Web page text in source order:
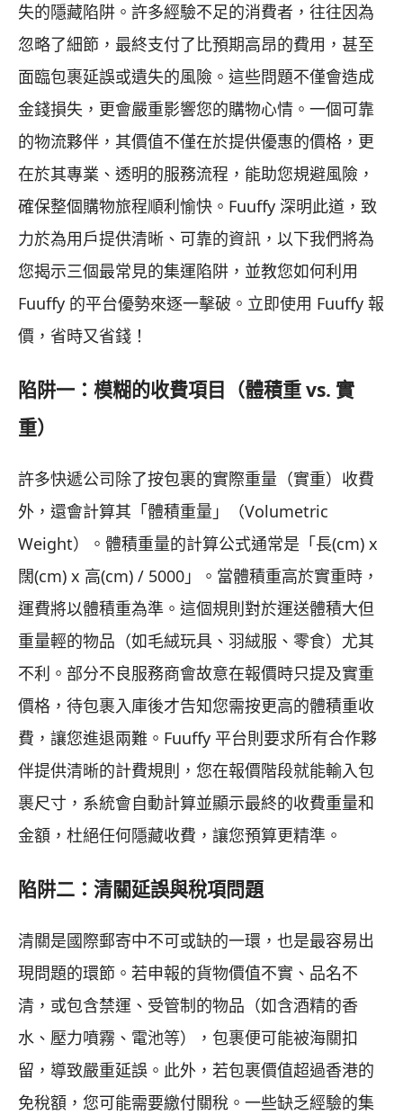
失的隱藏陷阱。許多經驗不足的消費者，往往因為
忽略了細節，最終支付了比預期高昂的費用，甚至
面臨包裹延誤或遺失的風險。這些問題不僅會造成
金錢損失，更會嚴重影響您的購物心情。一個可靠
的物流夥伴，其價值不僅在於提供優惠的價格，更
在於其專業、透明的服務流程，能助您規避風險，
確保整個購物旅程順利愉快。Fuuffy 深明此道，致
力於為用戶提供清晰、可靠的資訊，以下我們將為
您揭示三個最常見的集運陷阱，並教您如何利用
Fuuffy 的平台優勢來逐一擊破。立即使用 Fuuffy 報
價，省時又省錢！
陷阱一：模糊的收費項目（體積重 vs. 實
重）
許多快遞公司除了按包裹的實際重量（實重）收費
外，還會計算其「體積重量」（Volumetric
Weight）。體積重量的計算公式通常是「長(cm) x
闊(cm) x 高(cm) / 5000」。當體積重高於實重時，
運費將以體積重為準。這個規則對於運送體積大但
重量輕的物品（如毛絨玩具、羽絨服、零食）尤其
不利。部分不良服務商會故意在報價時只提及實重
價格，待包裹入庫後才告知您需按更高的體積重收
費，讓您進退兩難。Fuuffy 平台則要求所有合作夥
伴提供清晰的計費規則，您在報價階段就能輸入包
裹尺寸，系統會自動計算並顯示最終的收費重量和
金額，杜絕任何隱藏收費，讓您預算更精準。
陷阱二：清關延誤與稅項問題
清關是國際郵寄中不可或缺的一環，也是最容易出
現問題的環節。若申報的貨物價值不實、品名不
清，或包含禁運、受管制的物品（如含酒精的香
水、壓力噴霧、電池等），包裹便可能被海關扣
留，導致嚴重延誤。此外，若包裹價值超過香港的
免稅額，您可能需要繳付關稅。一些缺乏經驗的集